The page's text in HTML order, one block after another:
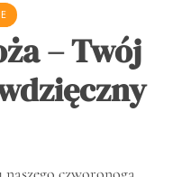
– Twój
czworonoga